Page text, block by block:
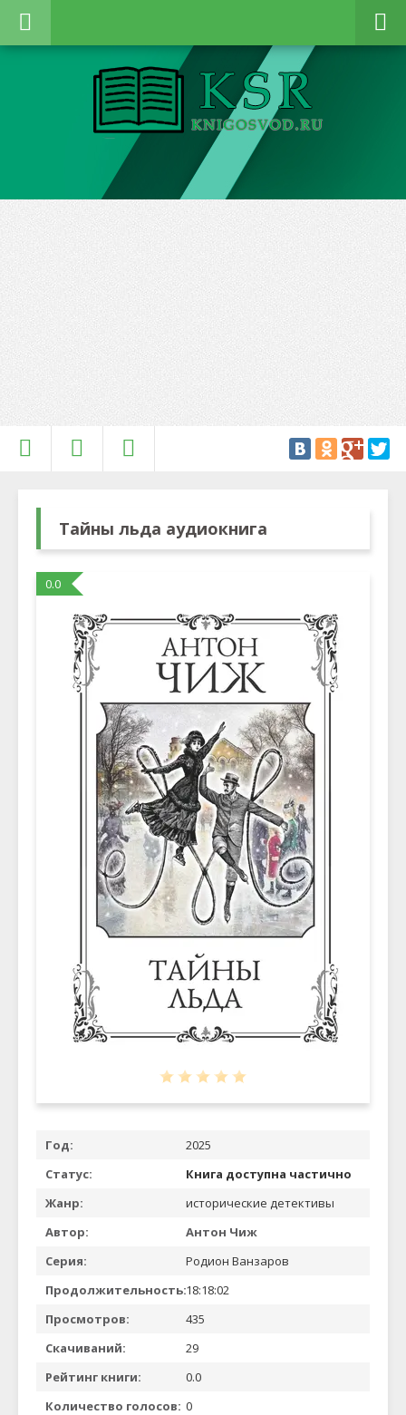
Тайны льда аудиокнига
0.0
Год:
2025
Статус:
Книга доступна частично
Жанр:
исторические детективы
Автор:
Антон Чиж
Серия:
Родион Ванзаров
Продолжительность:18:18:02
Просмотров:
435
Скачиваний:
29
Рейтинг книги:
0.0
Количество голосов: 0